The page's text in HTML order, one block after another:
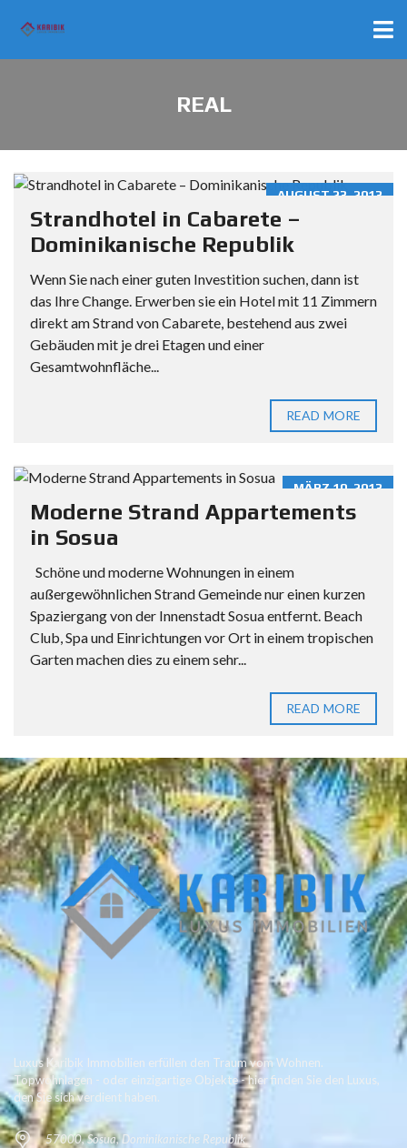
REAL
AUGUST 23, 2013
Strandhotel in Cabarete –
Dominikanische Republik
Wenn Sie nach einer guten Investition suchen, dann ist
das Ihre Change. Erwerben sie ein Hotel mit 11 Zimmern
direkt am Strand von Cabarete, bestehend aus zwei
Gebäuden mit je drei Etagen und einer
Gesamtwohnfläche...
READ MORE
MÄRZ 10, 2013
Moderne Strand Appartements
in Sosua
Schöne und moderne Wohnungen in einem
außergewöhnlichen Strand Gemeinde nur einen kurzen
Spaziergang von der Innenstadt Sosua entfernt. Beach
Club, Spa und Einrichtungen vor Ort in einem tropischen
Garten machen dies zu einem sehr...
READ MORE
Luxus Karibik Immobilien erfüllen den Traum vom Wohnen.
Topwohnlagen - oder einzigartige Objekte - hier finden Sie den Luxus,
den Sie sich verdient haben.
57000, Sosua, Dominikanische Republik